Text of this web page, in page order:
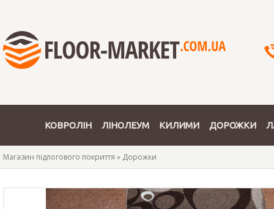
КОВРОЛІН ЛІНОЛЕУМ КИЛИМИ ДОРОЖКИ
Магазин підлогового покриття » Дорожки